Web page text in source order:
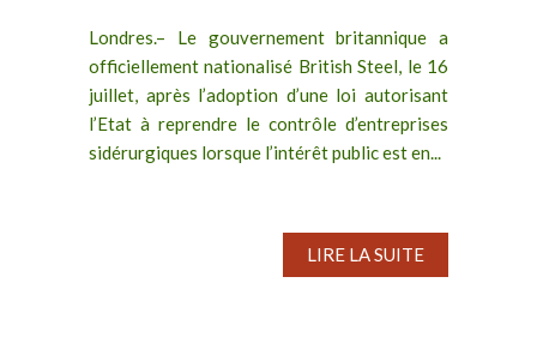
Londres.– Le gouvernement britannique a
officiellement nationalisé British Steel, le 16
juillet, après l’adoption d’une loi autorisant
l’Etat à reprendre le contrôle d’entreprises
sidérurgiques lorsque l’intérêt public est en...
LIRE LA SUITE